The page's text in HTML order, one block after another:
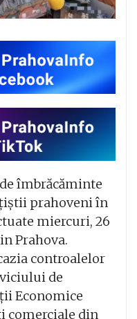
îmbrăcăminte
prahoveni în
miercuri, 26
Prahova.
controalelor
de
Economice
comerciale din